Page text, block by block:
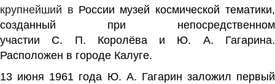
крупнейший в России музей космической тематики,
созданный при непосредственном
участии
С. П. Королёва и Ю. А. Гагарина.
Расположен в городе Калуге.
13 июня 1961 года Ю. А. Гагарин заложил первый